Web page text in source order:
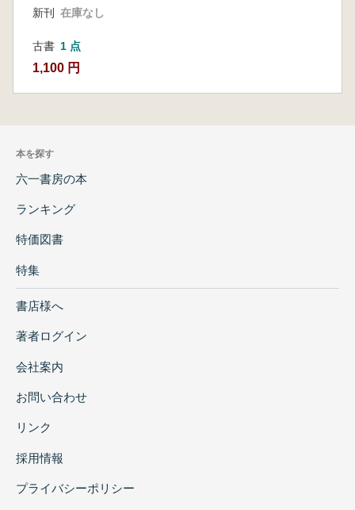
新刊 在庫なし
古書 1 点
1,100 円
本を探す
六一書房の本
ランキング
特価図書
特集
書店様へ
著者ログイン
会社案内
お問い合わせ
リンク
採用情報
プライバシーポリシー